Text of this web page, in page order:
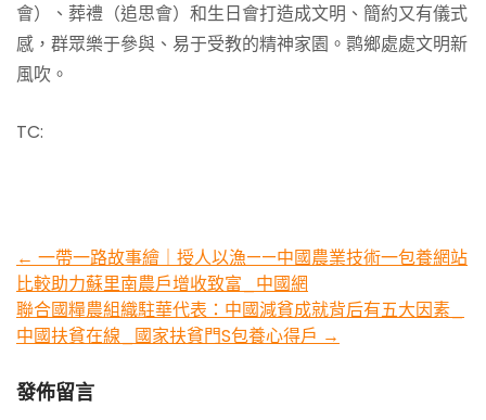
會）、葬禮（追思會）和生日會打造成文明、簡約又有儀式
感，群眾樂于參與、易于受教的精神家園。鹮鄉處處文明新
風吹。
TC:
Post
navigation
← 一帶一路故事繪｜授人以漁——中國農業技術一包養網站
比較助力蘇里南農戶增收致富_中國網
聯合國糧農組織駐華代表：中國減貧成就背后有五大因素_
中國扶貧在線_國家扶貧門S包養心得戶 →
發佈留言